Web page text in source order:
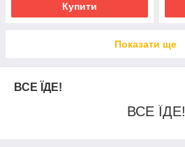
Купити
Показати ще
ВСЕ ЇДЕ!
ВСЕ ЇДЕ!